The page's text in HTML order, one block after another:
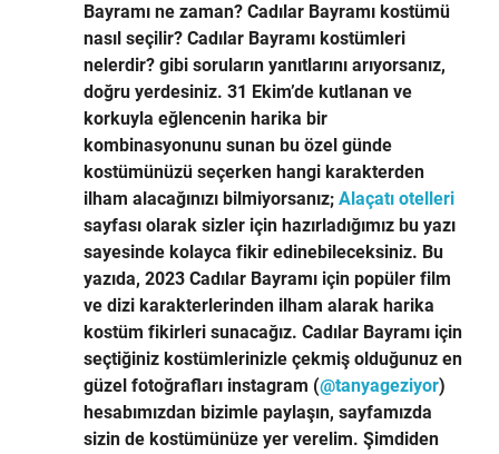
Bayramı ne zaman? Cadılar Bayramı kostümü
nasıl seçilir? Cadılar Bayramı kostümleri
nelerdir? gibi soruların yanıtlarını arıyorsanız,
doğru yerdesiniz. 31 Ekim’de kutlanan ve
korkuyla eğlencenin harika bir
kombinasyonunu sunan bu özel günde
kostümünüzü seçerken hangi karakterden
ilham alacağınızı bilmiyorsanız; Alaçatı otelleri
sayfası olarak sizler için hazırladığımız bu yazı
sayesinde kolayca fikir edinebileceksiniz. Bu
yazıda, 2023 Cadılar Bayramı için popüler film
ve dizi karakterlerinden ilham alarak harika
kostüm fikirleri sunacağız. Cadılar Bayramı için
seçtiğiniz kostümlerinizle çekmiş olduğunuz en
güzel fotoğrafları instagram (@tanyageziyor)
hesabımızdan bizimle paylaşın, sayfamızda
sizin de kostümünüze yer verelim. Şimdiden